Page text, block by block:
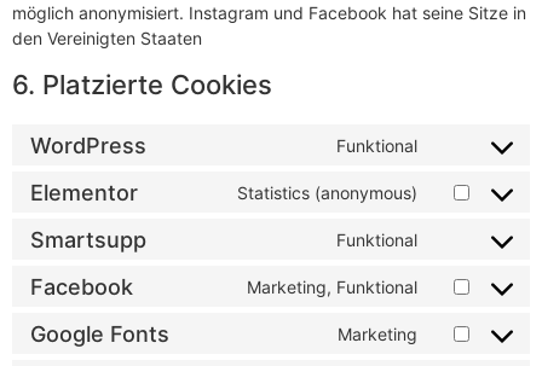
möglich anonymisiert. Instagram und Facebook hat seine Sitze in
den Vereinigten Staaten
6. Platzierte Cookies
WordPress Funktional
Elementor Statistics (anonymous)
Smartsupp Funktional
Facebook Marketing, Funktional
Google Fonts Marketing